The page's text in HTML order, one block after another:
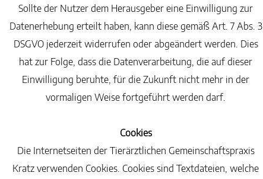
Sollte der Nutzer dem Herausgeber eine Einwilligung zur
Datenerhebung erteilt haben, kann diese gemäß Art. 7 Abs. 3
DSGVO jederzeit widerrufen oder abgeändert werden. Dies
hat zur Folge, dass die Datenverarbeitung, die auf dieser
Einwilligung beruhte, für die Zukunft nicht mehr in der
vormaligen Weise fortgeführt werden darf.
Cookies
Die Internetseiten der Tierärztlichen Gemeinschaftspraxis
Kratz verwenden Cookies. Cookies sind Textdateien, welche